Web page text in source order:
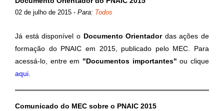
C
02 de julho de 2015 - Para: Todos
Já está disponível o Documento Orientadordas ações de
formação do PNAIC em 2015, publicado pelo MEC. Para
acessá-lo, entre em "Documentos importantes" ou clique
aqui
Comunicado do MEC sobre o PNAIC 2015